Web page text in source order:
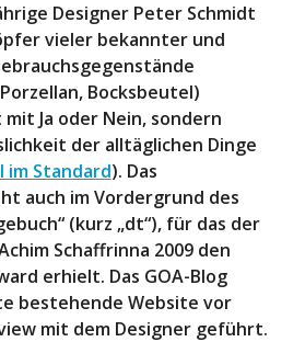
Designer Peter Schmidt
vieler bekannter und
Bocksbeutel)
Ja oder Nein, sondern
der alltäglichen Dinge
im Standard). Das
auch im Vordergrund des
(kurz „dt“), für das der
Schaffrinna 2009 den
erhielt. Das GOA-Blog
bestehende Website vor
mit dem Designer geführt.